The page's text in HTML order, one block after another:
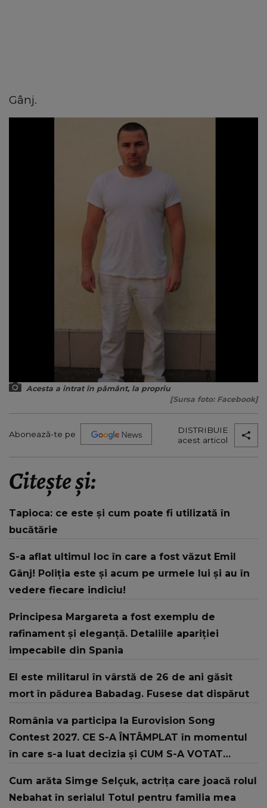
Gânj.
Acesta a intrat în pământ, la propriu
[Sursa foto: Facebook]
Abonează-te pe
DISTRIBUIE
acest articol
Citește și:
Tapioca: ce este și cum poate fi utilizată în
bucătărie
S-a aflat ultimul loc în care a fost văzut Emil
Gânj! Poliția este și acum pe urmele lui și au în
vedere fiecare indiciu!
Principesa Margareta a fost exemplu de
rafinament și eleganță. Detaliile apariției
impecabile din Spania
El este militarul în vârstă de 26 de ani găsit
mort în pădurea Babadag. Fusese dat dispărut
România va participa la Eurovision Song
Contest 2027. CE S-A ÎNTÂMPLAT în momentul
în care s-a luat decizia și CUM S-A VOTAT
strategic de..."
Cum arăta Simge Selçuk, actrița care joacă rolul
Nebahat în serialul Totul pentru familia mea